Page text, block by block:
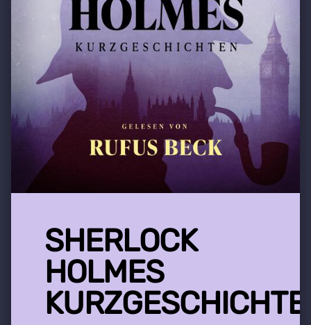
SHERLOCK
HOLMES